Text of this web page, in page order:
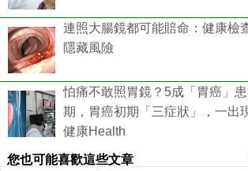
連照大腸鏡都可能賠命：健康檢
隱藏風險
怕痛不敢照胃鏡？5成「胃癌」
期，胃癌初期「三症狀」，一出
健康Health
您也可能喜歡這些文章